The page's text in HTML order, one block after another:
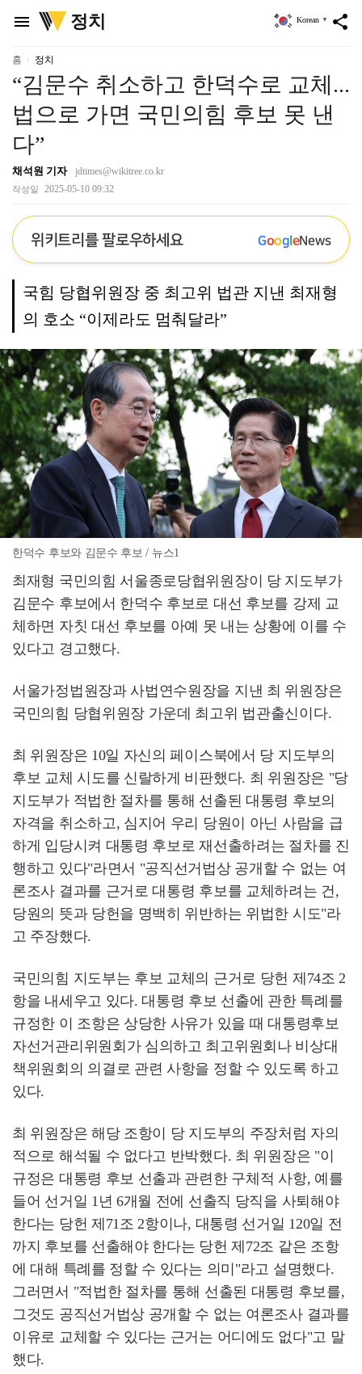
menu
위
키
정치 share
Korean ▼
홈 정치
“김문수 취소하고 한덕수로 교체...
법으로 가면 국민의힘 후보 못 낸
다”
채석원 기자 jdtimes@wikitree.co.kr
작성일 2025-05-10 09:32
위키트리를 팔로우하세요 GoogleNews
국힘 당협위원장 중 최고위 법관 지낸 최재형
의 호소 “이제라도 멈춰달라”
한덕수 후보와 김문수 후보 / 뉴스1
최재형 국민의힘 서울종로당협위원장이 당 지도부가
김문수 후보에서 한덕수 후보로 대선 후보를 강제 교
체하면 자칫 대선 후보를 아예 못 내는 상황에 이를 수
있다고 경고했다.
서울가정법원장과 사법연수원장을 지낸 최 위원장은
국민의힘 당협위원장 가운데 최고위 법관출신이다.
최 위원장은 10일 자신의 페이스북에서 당 지도부의
후보 교체 시도를 신랄하게 비판했다. 최 위원장은 "당
지도부가 적법한 절차를 통해 선출된 대통령 후보의
자격을 취소하고, 심지어 우리 당원이 아닌 사람을 급
하게 입당시켜 대통령 후보로 재선출하려는 절차를 진
행하고 있다"라면서 "공직선거법상 공개할 수 없는 여
론조사 결과를 근거로 대통령 후보를 교체하려는 건,
당원의 뜻과 당헌을 명백히 위반하는 위법한 시도"라
고 주장했다.
국민의힘 지도부는 후보 교체의 근거로 당헌 제74조 2
항을 내세우고 있다. 대통령 후보 선출에 관한 특례를
규정한 이 조항은 상당한 사유가 있을 때 대통령후보
자선거관리위원회가 심의하고 최고위원회나 비상대
책위원회의 의결로 관련 사항을 정할 수 있도록 하고
있다.
최 위원장은 해당 조항이 당 지도부의 주장처럼 자의
적으로 해석될 수 없다고 반박했다. 최 위원장은 "이
규정은 대통령 후보 선출과 관련한 구체적 사항, 예를
들어 선거일 1년 6개월 전에 선출직 당직을 사퇴해야
한다는 당헌 제71조 2항이나, 대통령 선거일 120일 전
까지 후보를 선출해야 한다는 당헌 제72조 같은 조항
에 대해 특례를 정할 수 있다는 의미"라고 설명했다.
그러면서 "적법한 절차를 통해 선출된 대통령 후보를,
그것도 공직선거법상 공개할 수 없는 여론조사 결과를
이유로 교체할 수 있다는 근거는 어디에도 없다"고 말
했다.